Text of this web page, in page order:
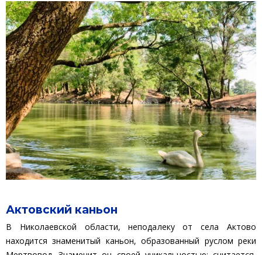
Актовский каньон
В Николаевской области, неподалеку от села Актово
находится знаменитый каньон, образованный руслом реки